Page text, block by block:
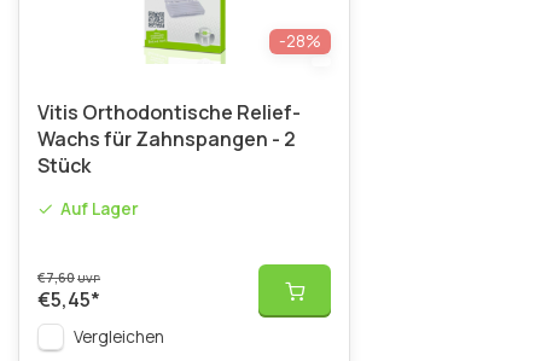
-28%
Vitis Orthodontische Relief-
Wachs für Zahnspangen - 2
Stück
Auf Lager
€7,60UVP
€5,45*
Vergleichen